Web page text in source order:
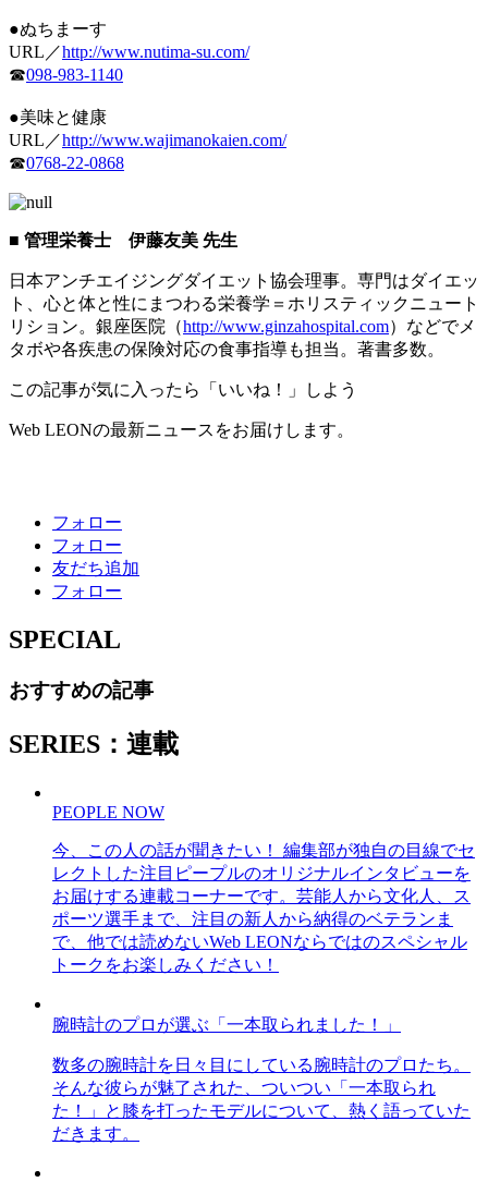
●ぬちまーす
URL／http://www.nutima-su.com/
☎098-983-1140
●美味と健康
URL／http://www.wajimanokaien.com/
☎0768-22-0868
■ 管理栄養士 伊藤友美 先生
日本アンチエイジングダイエット協会理事。専門はダイエッ
ト、心と体と性にまつわる栄養学＝ホリスティックニュート
リション。銀座医院（http://www.ginzahospital.com）などでメ
タボや各疾患の保険対応の食事指導も担当。著書多数。
この記事が気に入ったら「いいね！」しよう
Web LEONの最新ニュースをお届けします。
フォロー
フォロー
友だち追加
フォロー
SPECIAL
おすすめの記事
SERIES：連載
PEOPLE NOW
今、この人の話が聞きたい！ 編集部が独自の目線でセ
レクトした注目ピープルのオリジナルインタビューを
お届けする連載コーナーです。芸能人から文化人、ス
ポーツ選手まで、注目の新人から納得のベテランま
で、他では読めないWeb LEONならではのスペシャル
トークをお楽しみください！
腕時計のプロが選ぶ「一本取られました！」
数多の腕時計を日々目にしている腕時計のプロたち。
そんな彼らが魅了された、ついつい「一本取られ
た！」と膝を打ったモデルについて、熱く語っていた
だきます。